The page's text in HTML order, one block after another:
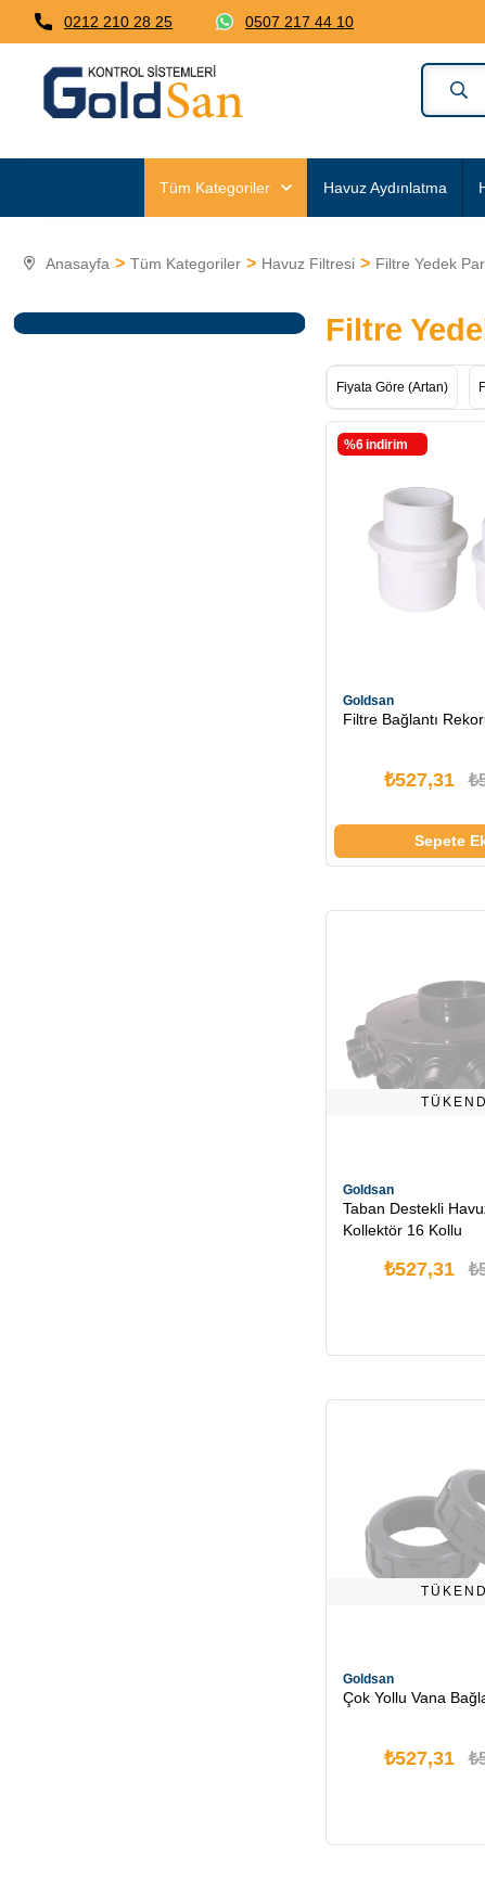
0212 210 28 25 0507 217 44 10
Tüm Kategoriler Havuz Aydınlatma
Anasayfa Tüm Kategoriler Havuz Filtresi Filtre Yedek
Filtre
Fiyata Göre (Artan)
Goldsan
Filtre Bağlantı
₺527,31
Sepete
%6i̇ndirim
Goldsan
Taban Destekli
Kollektör 16 Kollu
₺527,31
Goldsan
Çok Yollu Vana
₺527,31